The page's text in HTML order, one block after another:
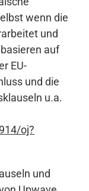
wenn die
und
auf
EU-
und die
u.a.
oj?
und